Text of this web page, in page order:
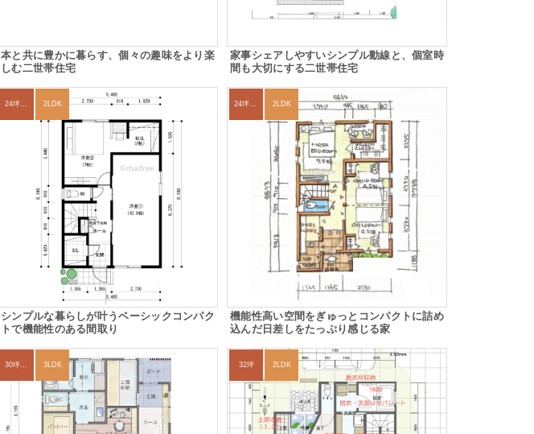
本と共に豊かに暮らす、個々の趣味をより楽
しむ二世帯住宅
家事シェアしやすいシンプル動線と、個室時
間も大切にする二世帯住宅
24坪～27坪 2LDK
シンプルな暮らしが叶うベーシックコンパク
トで機能性のある間取り
24坪～27坪 2LDK
機能性高い空間をぎゅっとコンパクトに詰め
込んだ日差しをたっぷり感じる家
30坪～33坪 3LDK 32坪 2LDK